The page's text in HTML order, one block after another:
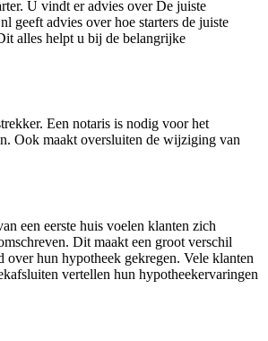
U vindt er advies over De juiste
geeft advies over hoe starters de juiste
alles helpt u bij de belangrijke
Een notaris is nodig voor het
Ook maakt oversluiten de wijziging van
een eerste huis voelen klanten zich
Dit maakt een groot verschil
hun hypotheek gekregen. Vele klanten
vertellen hun hypotheekervaringen